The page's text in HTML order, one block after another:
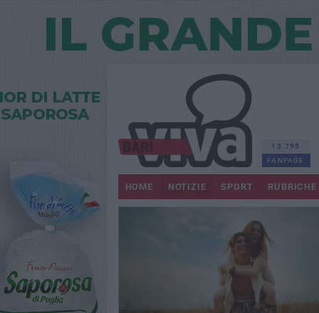
13.795
FANPAGE
HOME NOTIZIE SPORT RUBRICHE